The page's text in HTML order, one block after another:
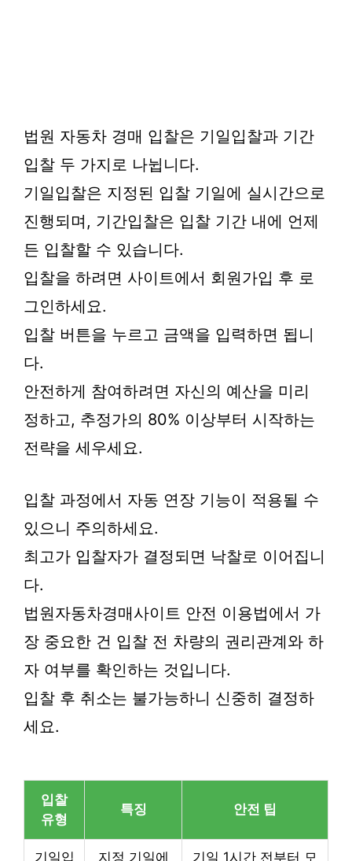
법원 자동차 경매 입찰은 기일입찰과 기간
입찰 두 가지로 나뉩니다.
기일입찰은 지정된 입찰 기일에 실시간으로
진행되며, 기간입찰은 입찰 기간 내에 언제
든 입찰할 수 있습니다.
입찰을 하려면 사이트에서 회원가입 후 로
그인하세요.
입찰 버튼을 누르고 금액을 입력하면 됩니
다.
안전하게 참여하려면 자신의 예산을 미리
정하고, 추정가의 80% 이상부터 시작하는
전략을 세우세요.
입찰 과정에서 자동 연장 기능이 적용될 수
있으니 주의하세요.
최고가 입찰자가 결정되면 낙찰로 이어집니
다.
법원자동차경매사이트 안전 이용법에서 가
장 중요한 건 입찰 전 차량의 권리관계와 하
자 여부를 확인하는 것입니다.
입찰 후 취소는 불가능하니 신중히 결정하
세요.
입찰
유형
특징 안전 팁
기일입 지정 기일에 기일 1시간 전부터 모